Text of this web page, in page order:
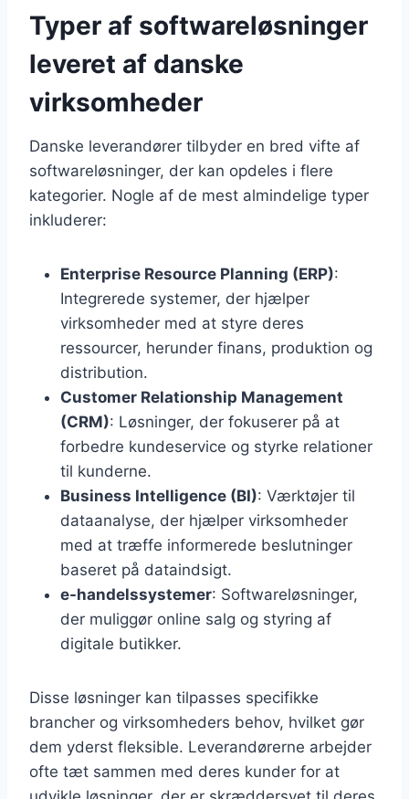
Typer af softwareløsninger
leveret af danske
virksomheder
Danske leverandører tilbyder en bred vifte af
softwareløsninger, der kan opdeles i flere
kategorier. Nogle af de mest almindelige typer
inkluderer:
Enterprise Resource Planning (ERP):
Integrerede systemer, der hjælper
virksomheder med at styre deres
ressourcer, herunder finans, produktion og
distribution.
Customer Relationship Management
(CRM): Løsninger, der fokuserer på at
forbedre kundeservice og styrke relationer
til kunderne.
Business Intelligence (BI): Værktøjer til
dataanalyse, der hjælper virksomheder
med at træffe informerede beslutninger
baseret på dataindsigt.
e-handelssystemer: Softwareløsninger,
der muliggør online salg og styring af
digitale butikker.
Disse løsninger kan tilpasses specifikke
brancher og virksomheders behov, hvilket gør
dem yderst fleksible. Leverandørerne arbejder
ofte tæt sammen med deres kunder for at